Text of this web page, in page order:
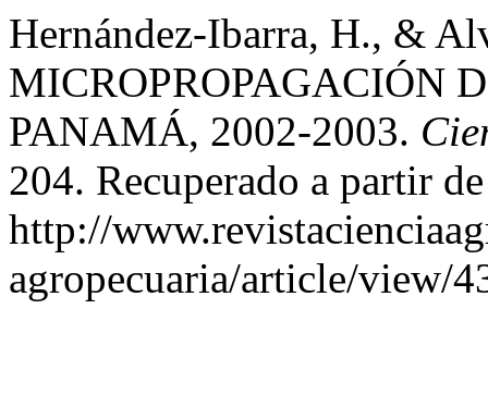
Hernández-Ibarra, H., &
MICROPROPAGACIÓN
PANAMÁ, 2002-2003.
204. Recuperado a partir de
http://
agropecuaria/article/view/